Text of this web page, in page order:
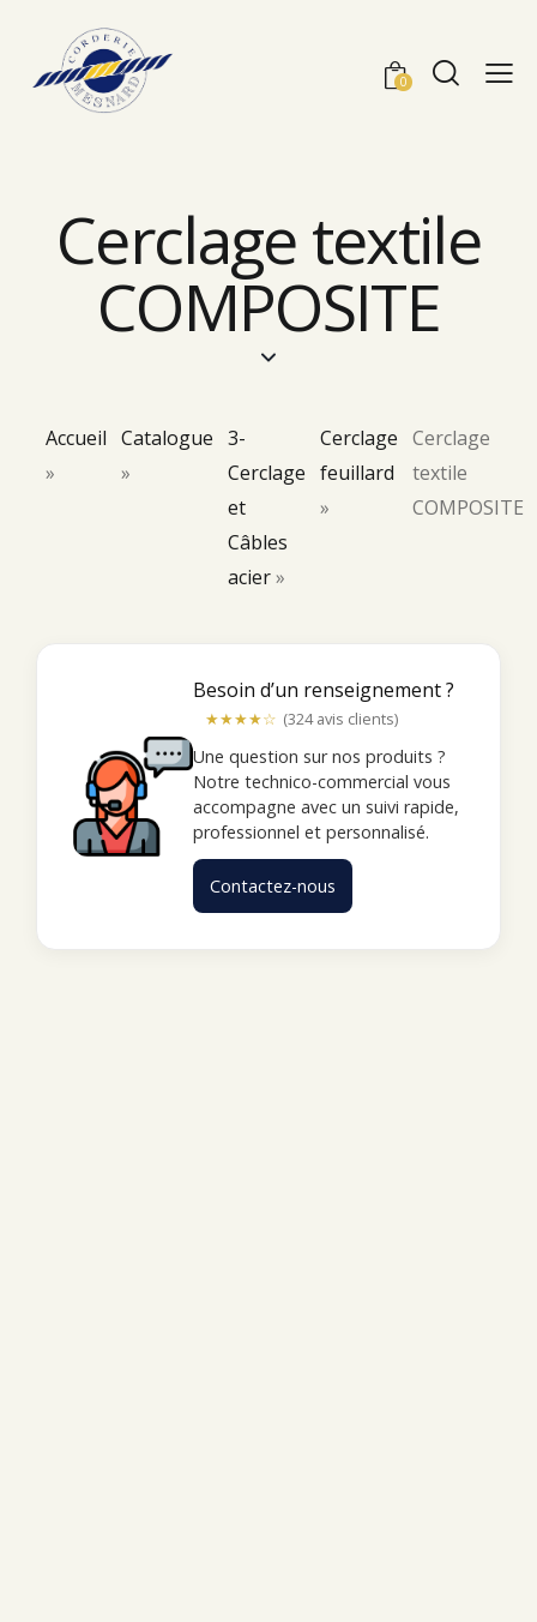
0
Cerclage textile
COMPOSITE
Accueil
»
Catalogue
»
3-
Cerclage
et
Câbles
acier»
Cerclage
feuillard
»
Cerclage
textile
COMPOSITE
Besoin d’un renseignement ?
★★★★☆ (324 avis clients)
Une question sur nos produits ?
Notre technico-commercial vous
accompagne avec un suivi rapide,
professionnel et personnalisé.
Contactez-nous